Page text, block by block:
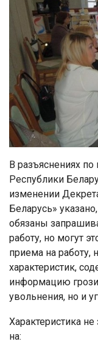
В разъяснениях
Республики
изменении
Беларусь»
обязаны
работу, но могут
приема на работу,
характеристик,
информацию
увольнения, но и
Характеристика
на: